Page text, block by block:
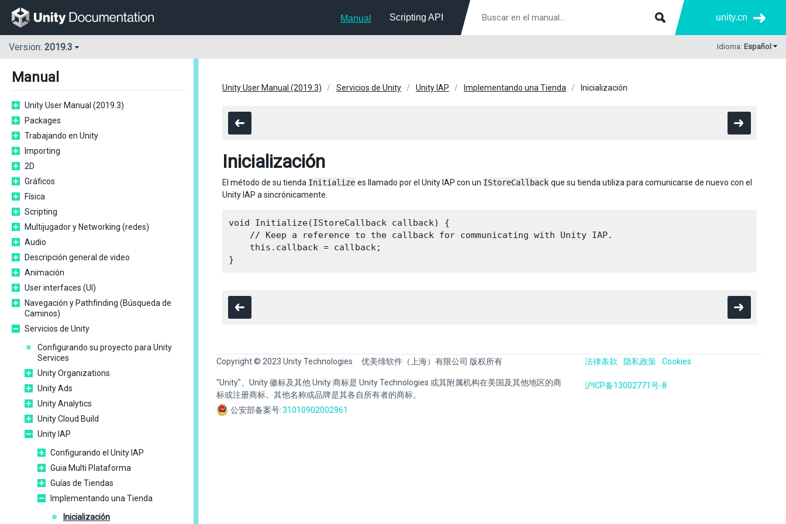
Manual Scripting API unity.cn
Version: 2019.3 Idioma: Español
Manual
Unity User Manual (2019.3)
Packages
Trabajando en Unity
Importing
2D
Gráficos
Física
Scripting
Multijugador y Networking (redes)
Audio
Descripción general de video
Animación
User interfaces (UI)
Navegación y Pathfinding (Búsqueda de
Caminos)
Servicios de Unity
Configurando su proyecto para Unity
Services
Unity Organizations
Unity Ads
Unity Analytics
Unity Cloud Build
Unity IAP
Configurando el Unity IAP
Guia Multi Plataforma
Guías de Tiendas
Implementando una Tienda
Inicialización
Unity User Manual (2019.3) Servicios de Unity Unity IAP Implementando una Tienda Inicialización
Inicialización
El método de su tienda Initialize es llamado por el Unity IAP con un IStoreCallback que su tienda utiliza para comunicarse de nuevo con el
Unity IAP a sincrónicamente.
void Initialize(IStoreCallback callback) {
    // Keep a reference to the callback for communicating with Unity IAP.
    this.callback = callback;
Copyright © 2023 Unity Technologies 优美缔软件（上海）有限公司 版权所有
"Unity"、Unity 徽标及其他 Unity 商标是 Unity Technologies 或其附属机构在美国及其他地区的商
标或注册商标。其他名称或品牌是其各自所有者的商标。
公安部备案号:31010902002961
法律条款 隐私政策 Cookies
沪ICP备13002771号-8